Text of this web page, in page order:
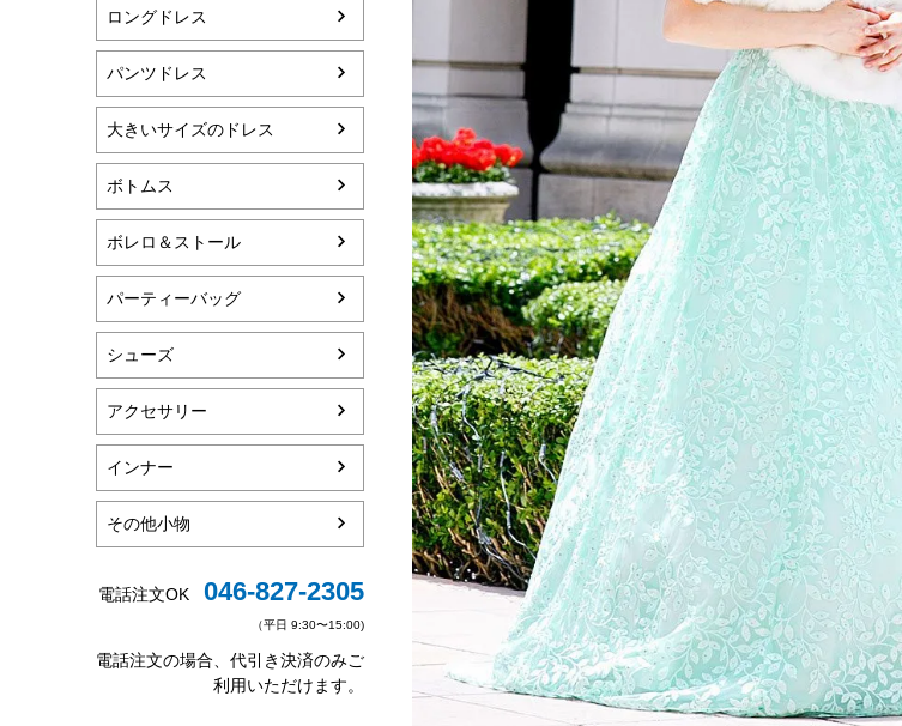
ロングドレス
パンツドレス
大きいサイズのドレス
ボトムス
ボレロ＆ストール
パーティーバッグ
シューズ
アクセサリー
インナー
その他小物
電話注文OK 046-827-2305
（平日 9:30〜15:00)
電話注文の場合、代引き決済のみご
利用いただけます。